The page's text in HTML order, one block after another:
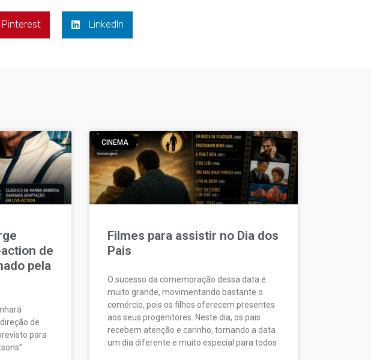
Pinterest LinkedIn
de
pela
de
para
CINEMA
Filmes para assistir no Dia dos
Pais
O sucesso da comemoração dessa data é
muito grande, movimentando bastante o
comércio, pois os filhos oferecem presentes
aos seus progenitores. Neste dia, os pais
recebem atenção e carinho, tornando a data
um dia diferente e muito especial para todos